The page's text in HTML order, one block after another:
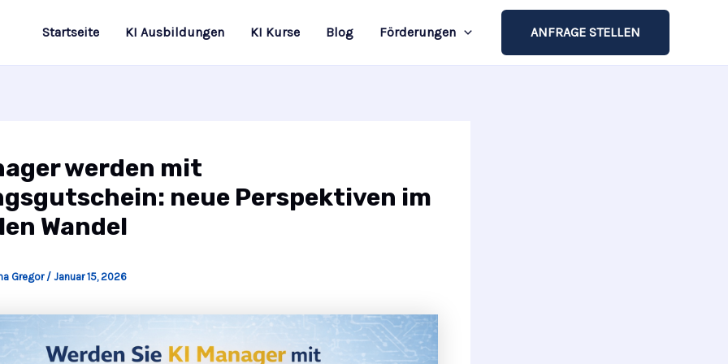
Startseite KI Ausbildungen KI Kurse Blog Förderungen ANFRAGE STELLEN
werden mit
neue Perspektiven im
Wandel
Gregor/ Januar 15, 2026